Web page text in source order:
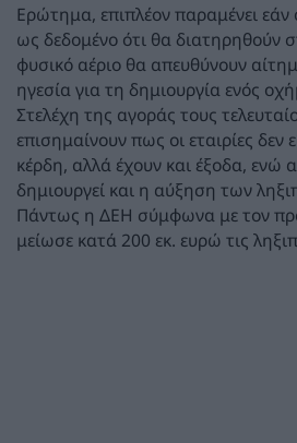
Ερώτημα, επιπλέον παραμένει εάν
ως δεδομένο ότι θα διατηρηθούν
φυσικό αέριο θα απευθύνουν
ηγεσία για τη δημιουργία ενός
Στελέχη της αγοράς τους
επισημαίνουν πως οι εταιρίες δεν
κέρδη, αλλά έχουν και έξοδα, ενώ
δημιουργεί και η αύξηση των
Πάντως η ΔΕΗ σύμφωνα με τον
μείωσε κατά 200 εκ. ευρώ τις